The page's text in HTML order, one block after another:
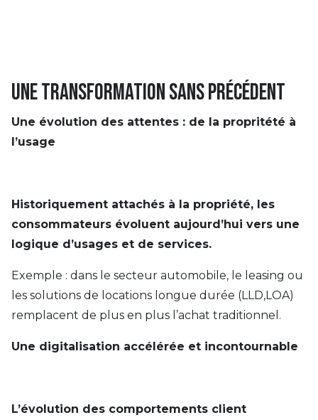
Une transformation sans précédent
Une évolution des attentes : de la propritété à
l’usage
Historiquement attachés à la propriété, les
consommateurs évoluent aujourd’hui vers une
logique d’usages et de services.
Exemple : dans le secteur automobile, le leasing ou
les solutions de locations longue durée (LLD,LOA)
remplacent de plus en plus l’achat traditionnel.
Une digitalisation accélérée et incontournable
L’évolution des comportements client